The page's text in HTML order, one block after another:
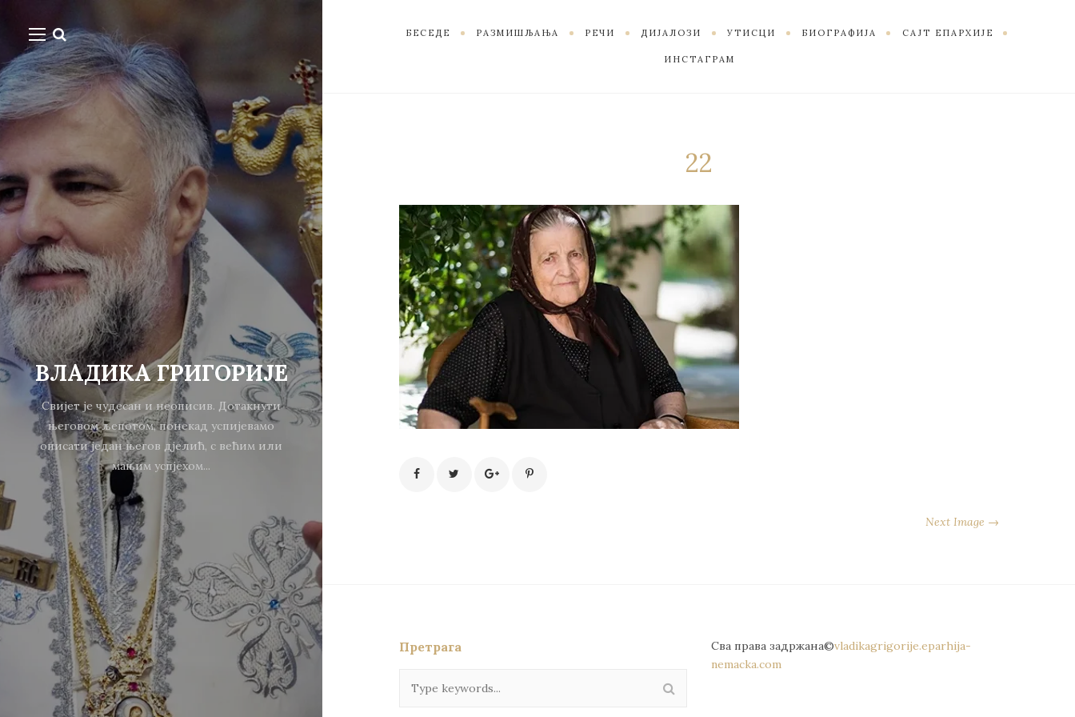
ВЛАДИКА ГРИГОРИЈЕ
Свијет је чудесан и неописив. Дотакнути
његовом љепотом, понекад успијевамо
описати један његов дјелић, с већим или
мањим успјехом...
БЕСЕДЕ РАЗМИШЉАЊА РЕЧИ ДИЈАЛОЗИ УТИСЦИ БИОГРАФИЈА САЈТ ЕПАРХИЈЕ
ИНСТАГРАМ
22
Next Image →
Претрага Сва права задржана©vladikagrigorije.eparhija-
nemacka.com